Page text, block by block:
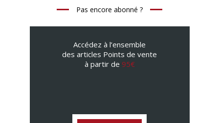
Pas encore abonné ?
Accédez à l’ensemble
des articles Points de vente
à partir de 95€